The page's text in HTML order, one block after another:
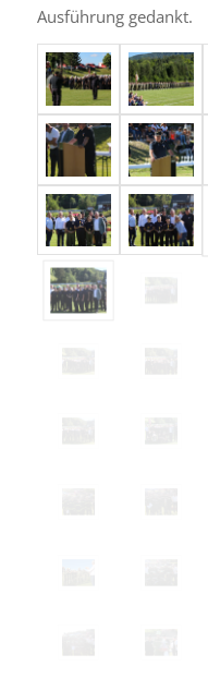
Ausführung gedankt.